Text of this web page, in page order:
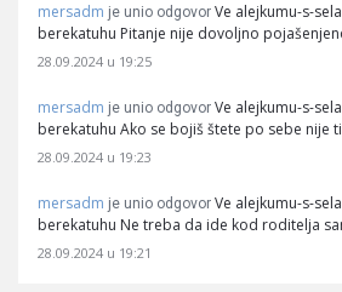
mersadm je unio odgovor Ve alejkumu-s-
berekatuhu Pitanje nije dovoljno
28.09.2024 u 19:25
mersadm je unio odgovor Ve alejkumu-s-
berekatuhu Ako se bojiš štete po sebe nije
28.09.2024 u 19:23
mersadm je unio odgovor Ve alejkumu-s-
berekatuhu Ne treba da ide kod roditelja
28.09.2024 u 19:21